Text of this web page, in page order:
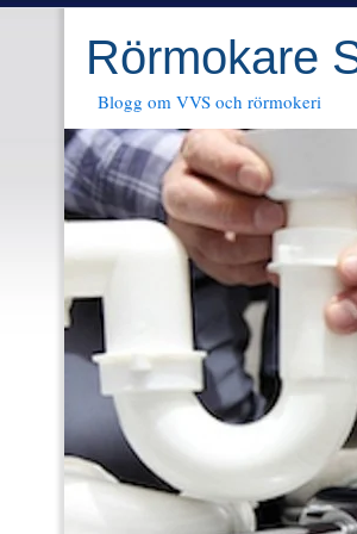
Rörmokare
Blogg om VVS och rörmokeri